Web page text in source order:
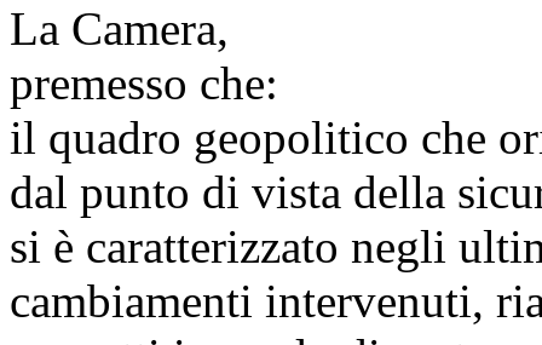
La Camera,
premesso che:
il quadro geopolitico che
dal punto di vista della
si è caratterizzato negli
cambiamenti intervenuti,